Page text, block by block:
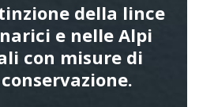
della lince
e nelle Alpi
con misure di